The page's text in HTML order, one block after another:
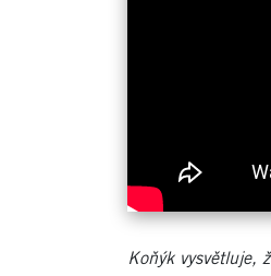
Koňýk vysvětluje,